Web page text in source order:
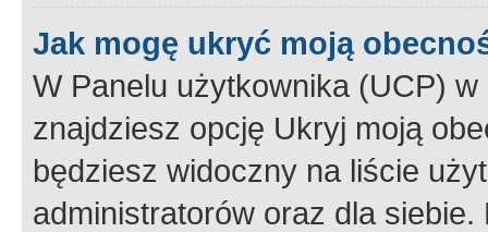
Jak mogę ukryć moją
W Panelu użytkownika (UCP) w
znajdziesz opcję Ukryj moją
będziesz widoczny na liście
administratorów oraz dla